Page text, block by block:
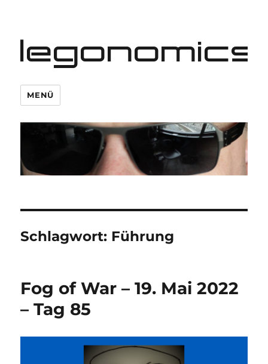
legonomics
MENÜ
Schlagwort: Führung
Fog of War – 19. Mai 2022
– Tag 85